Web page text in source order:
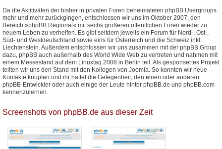
Da die Aktitiväten der bisher in privaten Foren beheimateten phpBB Usergroups
mehr und mehr zurückgingen, entschlossen wir uns im Oktober 2007, den
Bereich »phpBB Regional« mit sechs größeren öffentlichen Foren wieder zu
neuem Leben zu verhelfen. Es gibt seitdem jeweils ein Forum für Nord-, Ost-,
Süd- und Westdeutschland sowie eins für Österreich und die Schweiz inkl.
Liechtenstein. Außerdem entschlossen wir uns zusammen mit der phpBB Group
dazu, phpBB auch außerhalb des World Wide Web zu vertreten und nahmen mit
einem Messestand auf dem Linuxtag 2008 in Berlin teil. Als gesponsertes Projekt
teilten wir uns den Stand mit den Kollegen von Joomla. So konnten wir neue
Kontakte knüpfen und ihr hattet die Gelegenheit, den einen oder anderen
phpBB-Entwickler oder auch einige der Leute hinter phpBB.de und phpBB.com
kennenzulernen.
Screenshots von phpBB.de aus dieser Zeit